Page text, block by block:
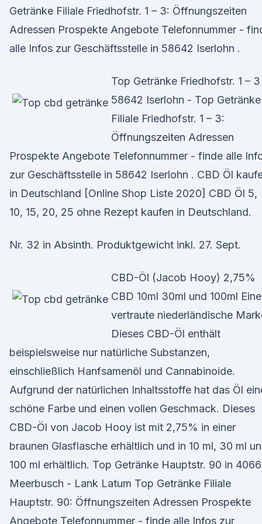
Getränke Filiale Friedhofstr. 1 – 3: Öffnungszeiten
Adressen Prospekte Angebote Telefonnummer -
alle Infos zur Geschäftsstelle in 58642 Iserlohn .
Top Getränke Friedhofstr. 1 – 3
58642 Iserlohn - Top Getränke
Filiale Friedhofstr. 1 – 3:
Öffnungszeiten Adressen
Prospekte Angebote Telefonnummer - finde alle
zur Geschäftsstelle in 58642 Iserlohn . CBD Öl
in Deutschland [Online Shop Liste 2020] CBD Öl 5,
10, 15, 20, 25 ohne Rezept kaufen in Deutschland.
Nr. 32 in Absinth. Produktgewicht inkl. 27. Sept.
CBD-Öl (Jacob Hooy) 2,75%
CBD 10ml 30ml und 100ml Eine
vertraute niederländische
Dieses CBD-Öl enthält
beispielsweise nur natürliche Substanzen,
einschließlich Hanfsamenöl und Cannabinoide.
Aufgrund der natürlichen Inhaltsstoffe hat das Öl
schöne Farbe und einen vollen Geschmack. Dieses
CBD-Öl von Jacob Hooy ist mit 2,75% in einer
braunen Glasflasche erhältlich und in 10 ml, 30 ml
100 ml erhältlich. Top Getränke Hauptstr. 90 in
Meerbusch - Lank Latum Top Getränke Filiale
Hauptstr. 90: Öffnungszeiten Adressen Prospekte
Angebote Telefonnummer - finde alle Infos zur